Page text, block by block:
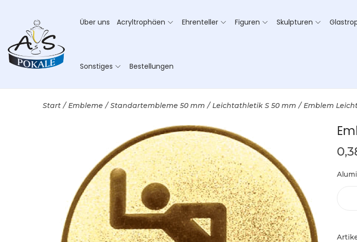
Über uns Acryltrophäen Ehrenteller Figuren Skulpturen
Sonstiges Bestellungen
Start / Embleme / Standartembleme 50 mm / Leichtathletik S 50 mm / Emblem